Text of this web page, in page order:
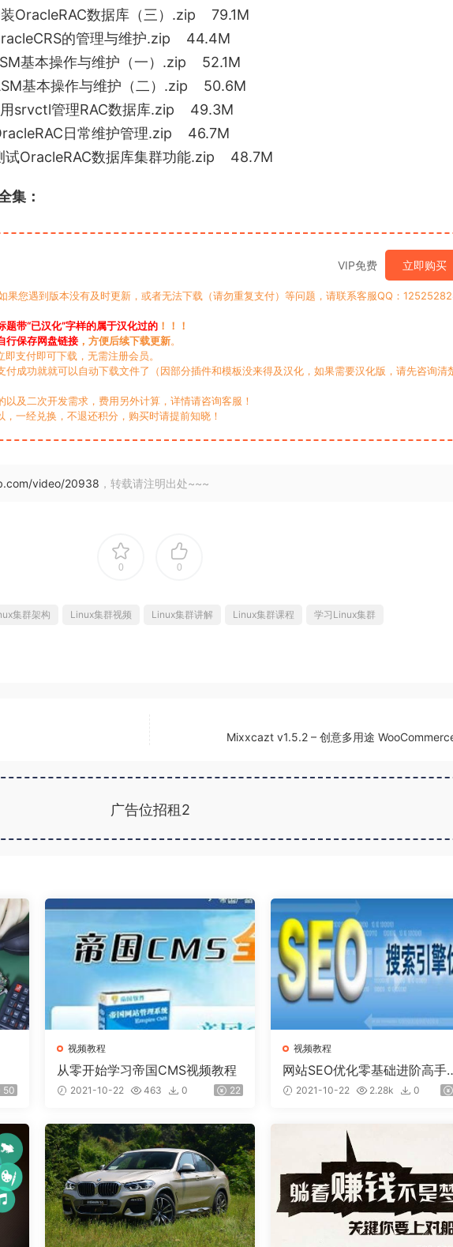
OracleRAC数据库（三）.zip 79.1M
的管理与维护.zip 44.4M
基本操作与维护（一）.zip 52.1M
基本操作与维护（二）.zip 50.6M
用srvctl管理RAC数据库.zip 49.3M
日常维护管理.zip 46.7M
试OracleRAC数据库集群功能.zip 48.7M
集：
VIP免费 立即购买
果您遇到版本没有及时更新，或者无法下载（请勿重复支付）等问题，请联系客服QQ：
带“已汉化”字样的属于汉化过的 ！！！
行保存网盘链接 ，方便后续下载更新。
支付即可下载，无需注册会员。
付成功就就可以自动下载文件了（因部分插件和模板没来得及汉化，如果需要汉化版，请先咨询清
及二次开发需求，费用另外计算，详情请咨询客服！
一经兑换，不退还积分，购买时请提前知晓！
video/20938 ，转载请注明出处~~~
0 0
集群架构 Linux集群视频 Linux集群讲解 Linux集群课程 学习Linux集群
Mixxcazt v1.5.2 – 创意多用途
广告位招租2
50
视频教程
从零开始学习帝国CMS视频教程
2021-10-22 463 0 22
视频教程
网站SEO优化零基础进阶高手
程 2021-10-22 2.28k 0